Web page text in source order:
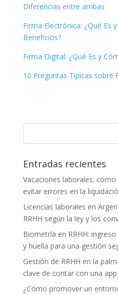
Diferencias entre ambas
Firma Electrónica: ¿Qué Es
Beneficios?
Firma Digital: ¿Qué Es y
10 Preguntas Típicas sobre
Entradas recientes
Vacaciones laborales:
evitar errores en la
Licencias laborales en
RRHH según la ley y los
Biometría en RRHH:
y huella para una gestión
Gestión de RRHH en la
clave de contar con una
¿Cómo promover un